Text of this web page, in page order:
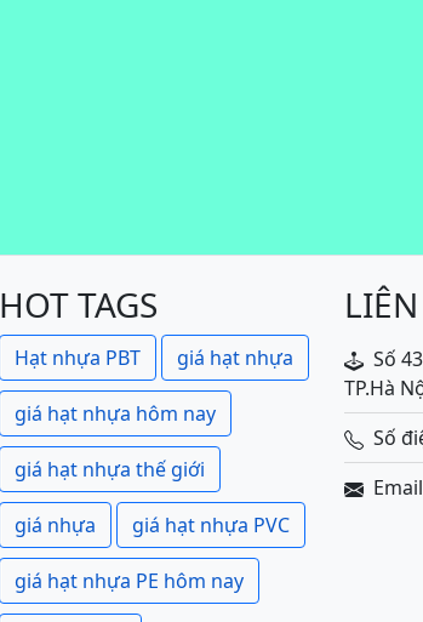
HOT TAGS
Hạt nhựa PBT giá hạt nhựa
giá hạt nhựa hôm nay
giá hạt nhựa thế giới
giá nhựa giá hạt nhựa PVC
giá hạt nhựa PE hôm nay
Số
TP.Hà
Số